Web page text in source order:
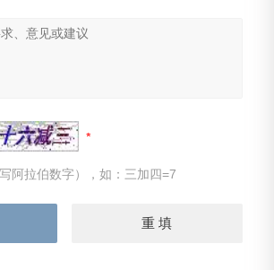
阿拉伯数字），如：三加四=7